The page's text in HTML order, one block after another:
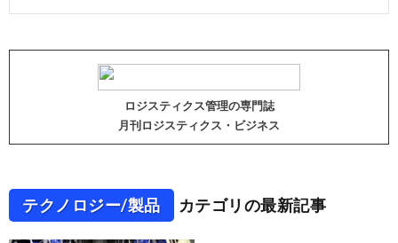
ロジスティクス管理の専門誌
月刊ロジスティクス・ビジネス
テクノロジー/製品 カテゴリの最新記事